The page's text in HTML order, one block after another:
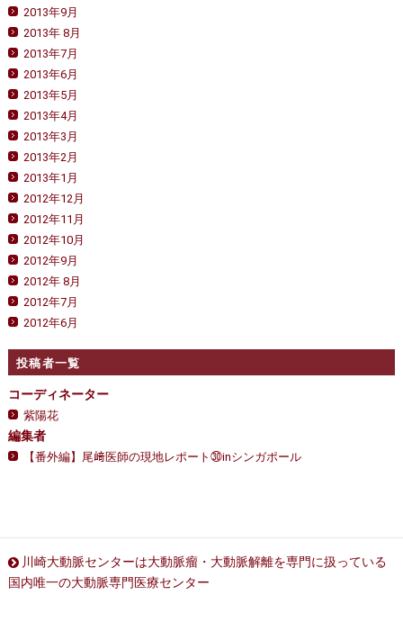
2013年9月
2013年 8月
2013年7月
2013年6月
2013年5月
2013年4月
2013年3月
2013年2月
2013年1月
2012年12月
2012年11月
2012年10月
2012年9月
2012年 8月
2012年7月
2012年6月
投稿者一覧
コーディネーター
紫陽花
編集者
【番外編】尾﨑医師の現地レポート㉚inシンガポール
川崎大動脈センターは大動脈瘤・大動脈解離を専門に扱っている
国内唯一の大動脈専門医療センター